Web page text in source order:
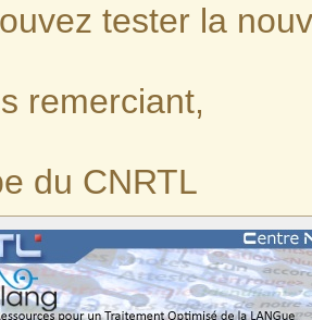
tester la
remerciant,
du CNRTL